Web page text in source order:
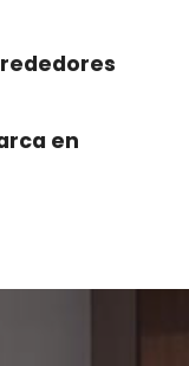
en